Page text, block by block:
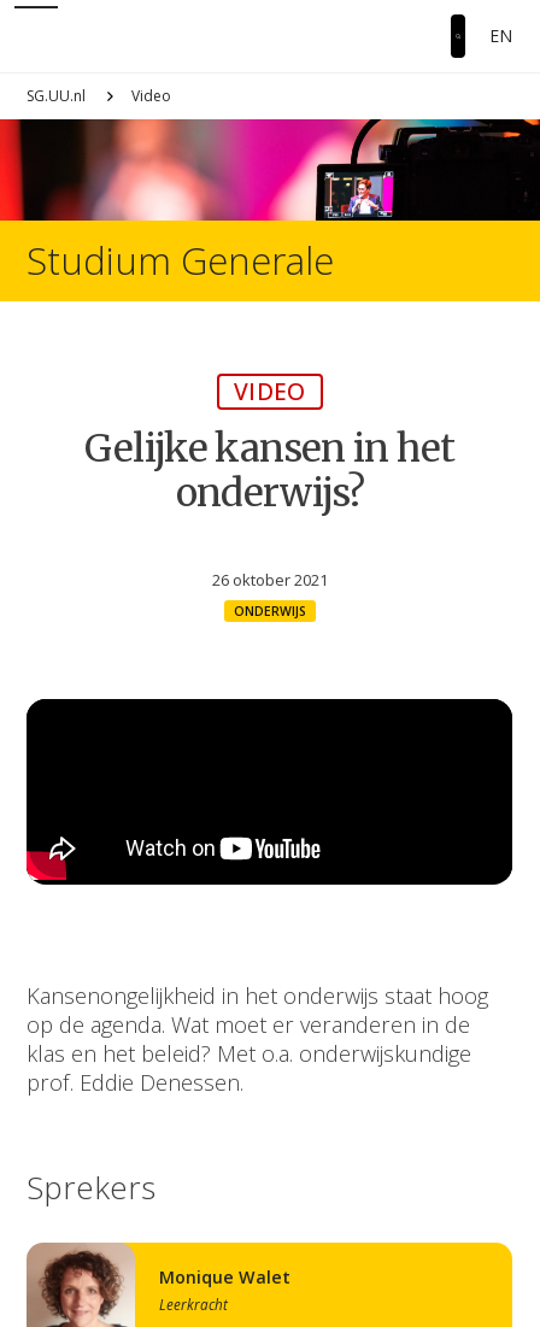
EN
SG.UU.nl Video
Studium Generale
VIDEO
Gelijke kansen in het
onderwijs?
26 oktober 2021
ONDERWIJS
Kansenongelijkheid in het onderwijs staat hoog
op de agenda. Wat moet er veranderen in de
klas en het beleid? Met o.a. onderwijskundige
prof. Eddie Denessen.
Sprekers
Monique Walet
Leerkracht